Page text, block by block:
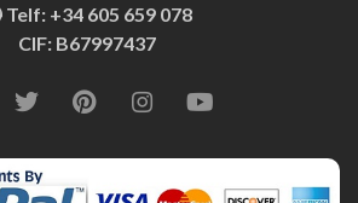
Telf: +34 605 659 078
CIF: B67997437